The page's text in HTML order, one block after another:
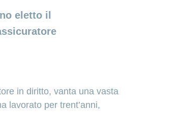
eletto il
in diritto, vanta una vasta
lavorato per trent’anni,